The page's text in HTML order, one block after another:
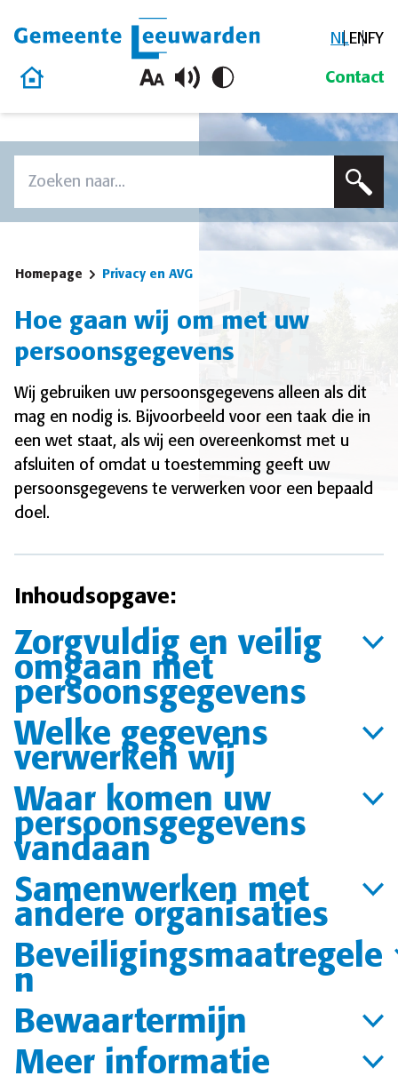
Gemeente Leeuwarden NLENFY
Homepage
Contact
Homepage Privacy en AVG
Hoe gaan wij om met uw
persoonsgegevens
Wij gebruiken uw persoonsgegevens alleen als dit
mag en nodig is. Bijvoorbeeld voor een taak die in
een wet staat, als wij een overeenkomst met u
afsluiten of omdat u toestemming geeft uw
persoonsgegevens te verwerken voor een bepaald
doel.
Inhoudsopgave:
Zorgvuldig en veilig
omgaan met
persoonsgegevens
Welke gegevens
verwerken wij
Waar komen uw
persoonsgegevens
vandaan
Samenwerken met
andere organisaties
Beveiligingsmaatregele
n
Bewaartermijn
Meer informatie